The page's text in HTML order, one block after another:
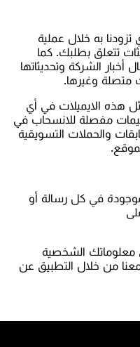
تزودنا به خلال عملية
تتعلق بطلبك. كما
الشركة وتحديثاتها
متصلة وغيرها.
هذه الايميلات في أي
مفصلة للانسحاب في
والحملات التسويقية
في كل رسالة أو
معلوماتك الشخصية
من خلال التطبيق عن